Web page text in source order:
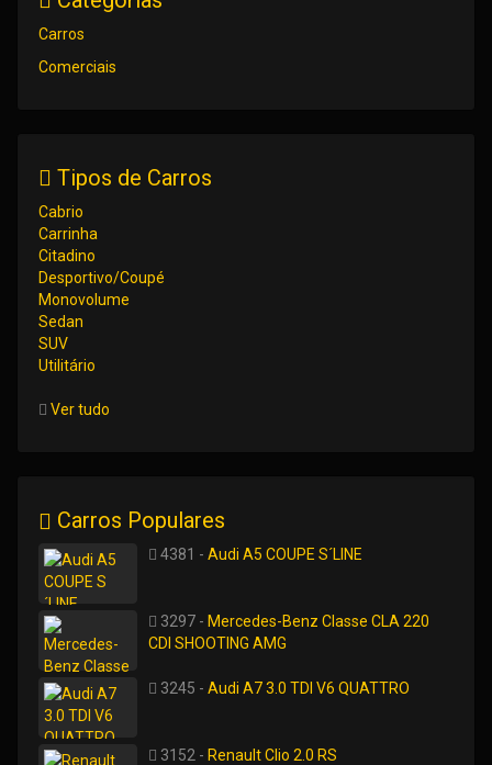
Carros
Comerciais
Tipos de Carros
Cabrio
Carrinha
Citadino
Desportivo/Coupé
Monovolume
Sedan
SUV
Utilitário
Ver tudo
Carros Populares
4381 - Audi A5 COUPE S´LINE
3297 - Mercedes-Benz Classe CLA 220
CDI SHOOTING AMG
3245 - Audi A7 3.0 TDI V6 QUATTRO
3152 - Renault Clio 2.0 RS